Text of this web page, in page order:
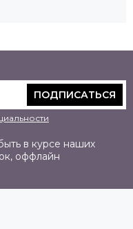
ПОДПИСАТЬСЯ
в курсе наших
оффлайн